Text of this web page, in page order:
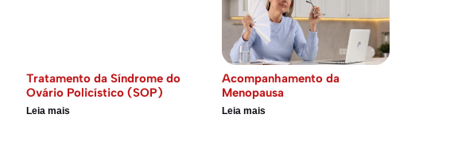
Tratamento da Síndrome do
Ovário Policístico (SOP)
Leia mais
Acompanhamento da
Menopausa
Leia mais